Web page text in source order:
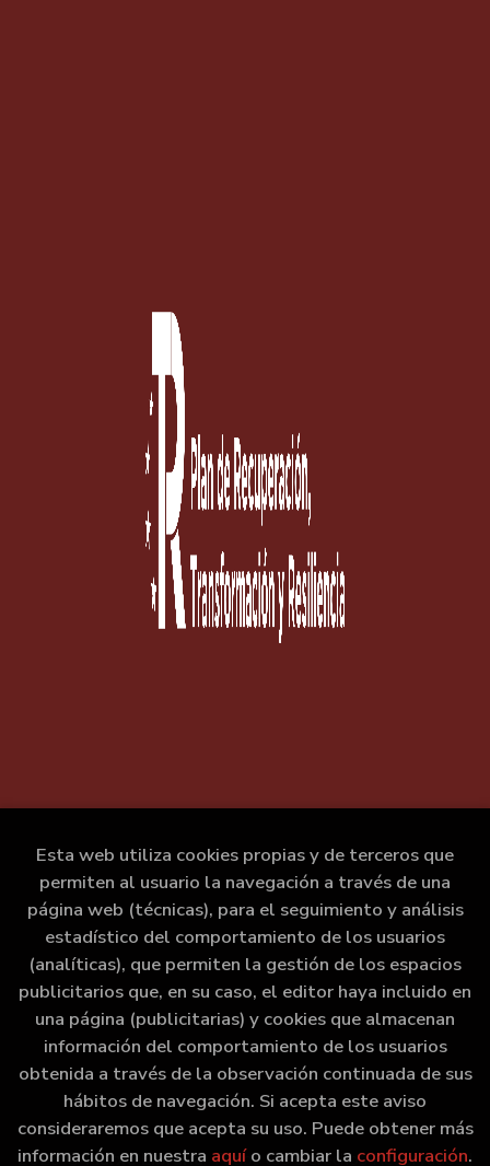
2026 ©Marxe Libraría. Todos los Derechos Reservados |
Esta web utiliza cookies propias y de terceros que
permiten al usuario la navegación a través de una
página web (técnicas), para el seguimiento y análisis
estadístico del comportamiento de los usuarios
(analíticas), que permiten la gestión de los espacios
publicitarios que, en su caso, el editor haya incluido en
una página (publicitarias) y cookies que almacenan
información del comportamiento de los usuarios
obtenida a través de la observación continuada de sus
hábitos de navegación. Si acepta este aviso
consideraremos que acepta su uso. Puede obtener más
información en nuestra aquío cambiar la configuración.